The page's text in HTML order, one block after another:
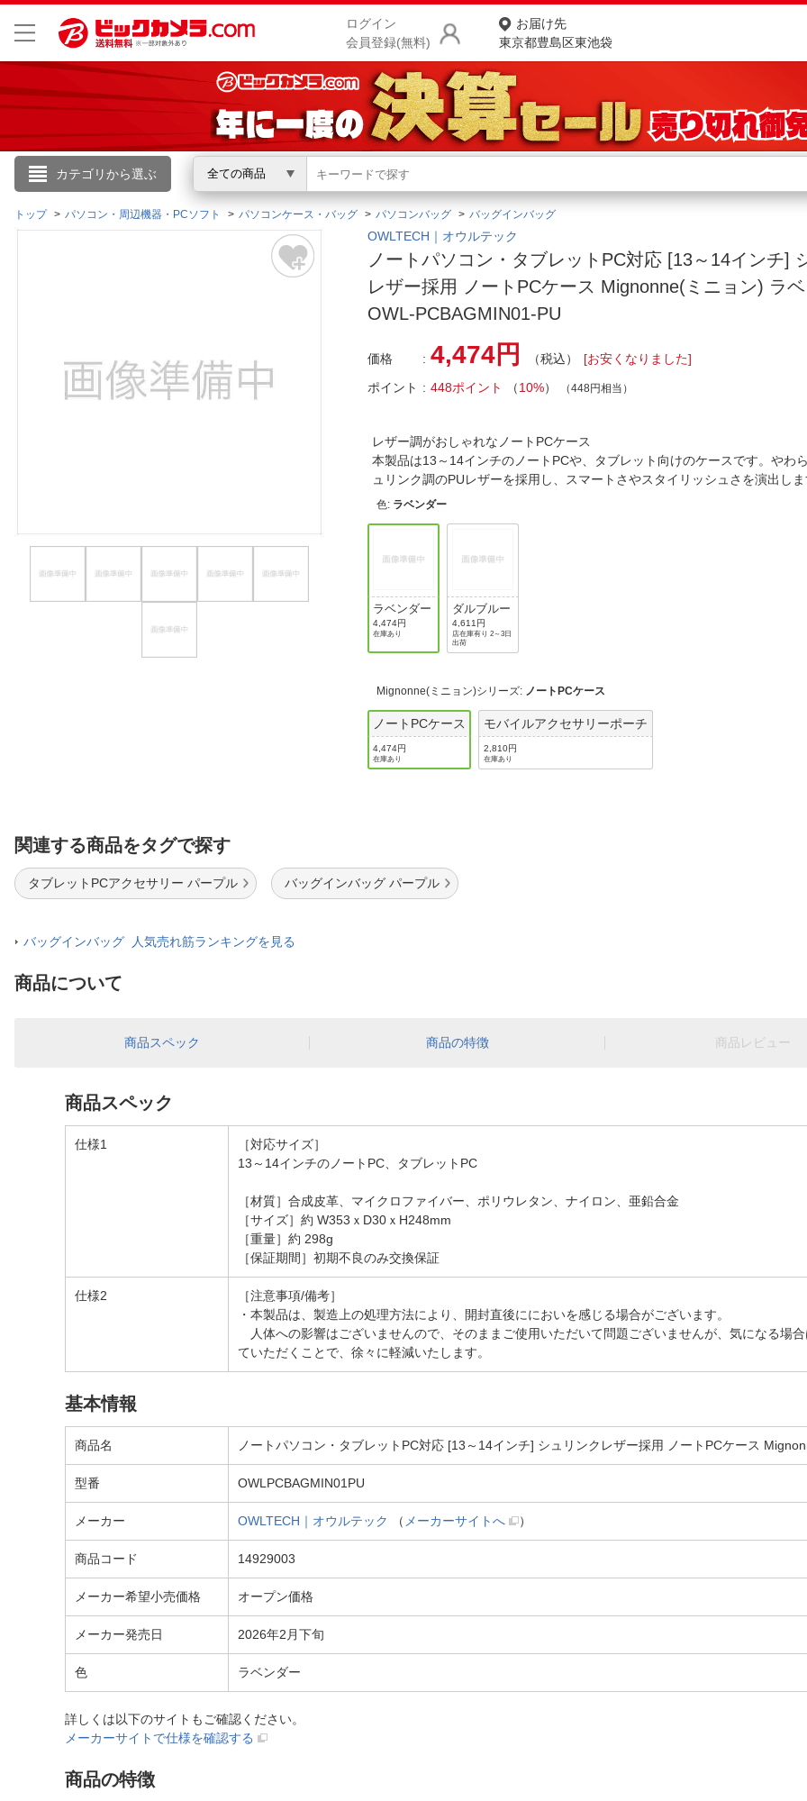
ログイン
会員登録(無料)
お届け先
東京都豊島区東池袋
カテゴリから選ぶ 全ての商品
こんにちは
ログイン
閲覧履歴
商品をさがす
ランキングからさがす
カテゴリ一覧からさがす
ご利用ガイド
ご利用規約
トップ パソコン・周辺機器・PCソフト パソコンケース・バッグ パソコンバッグ バッグインバッグ
OWLTECH｜オウルテック
ノートパソコン・タブレットPC対応 [13～14インチ]
レザー採用 ノートPCケース Mignonne(ミニョン) ラ
OWL-PCBAGMIN01-PU
価格 4,474円 （税込）
[お安くなりました]
ポイント
448ポイント （10%） （448円相当）
レザー調がおしゃれなノートPCケース
本製品は13～14インチのノートPCや、タブレット向けのケースです。やわ
ュリンク調のPUレザーを採用し、スマートさやスタイリッシュさを演出
色: ラベンダー
ラベンダー
4,474円
在庫あり
ダルブルー
4,611円
店在庫有り 2～3日
出荷
Mignonne(ミニョン)シリーズ: ノートPCケース
ノートPCケース
4,474円
在庫あり
モバイルアクセサリーポーチ
2,810円
在庫あり
関連する商品をタグで探す
タブレットPCアクセサリー パープル バッグインバッグ パープル
バッグインバッグ 人気売れ筋ランキングを見る
商品について
商品スペック 商品の特徴 商品レビュー
商品スペック
仕様1
［対応サイズ］
13～14インチのノートPC、タブレットPC
［材質］合成皮革、マイクロファイバー、ポリウレタン、ナイロン、亜鉛合金
［サイズ］約 W353ｘD30ｘH248mm
［重量］約 298g
［保証期間］初期不良のみ交換保証
仕様2
［注意事項/備考］
・本製品は、製造上の処理方法により、開封直後ににおいを感じる場合がございます。
人体への影響はございませんので、そのままご使用いただいて問題ございませんが、気になる場
ていただくことで、徐々に軽減いたします。
基本情報
商品名 ノートパソコン・タブレットPC対応 [13～14インチ] シュリンクレザー採用 ノートPCケース
型番 OWLPCBAGMIN01PU
メーカー OWLTECH｜オウルテック （ メーカーサイトへ ）
商品コード 14929003
メーカー希望小売価格 オープン価格
メーカー発売日 2026年2月下旬
色 ラベンダー
詳しくは以下のサイトもご確認ください。
メーカーサイトで仕様を確認する
商品の特徴